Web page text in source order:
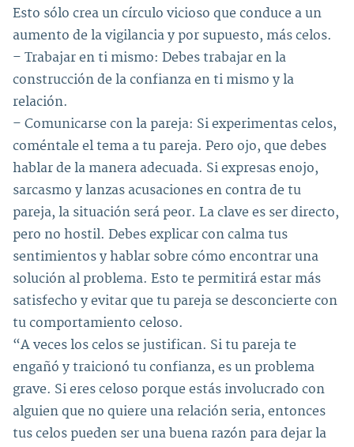
Esto sólo crea un círculo vicioso que conduce a un
aumento de la vigilancia y por supuesto, más celos.
– Trabajar en ti mismo: Debes trabajar en la
construcción de la confianza en ti mismo y la
relación.
– Comunicarse con la pareja: Si experimentas celos,
coméntale el tema a tu pareja. Pero ojo, que debes
hablar de la manera adecuada. Si expresas enojo,
sarcasmo y lanzas acusaciones en contra de tu
pareja, la situación será peor. La clave es ser directo,
pero no hostil. Debes explicar con calma tus
sentimientos y hablar sobre cómo encontrar una
solución al problema. Esto te permitirá estar más
satisfecho y evitar que tu pareja se desconcierte con
tu comportamiento celoso.
“A veces los celos se justifican. Si tu pareja te
engañó y traicionó tu confianza, es un problema
grave. Si eres celoso porque estás involucrado con
alguien que no quiere una relación seria, entonces
tus celos pueden ser una buena razón para dejar la